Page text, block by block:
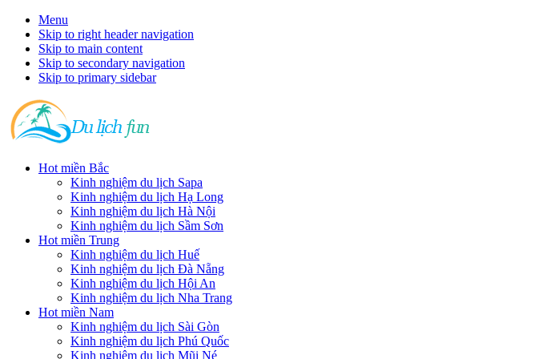
Menu
Skip to right header navigation
Skip to main content
Skip to secondary navigation
Skip to primary sidebar
Hot miền Bắc
Kinh nghiệm du lịch Sapa
Kinh nghiệm du lịch Hạ Long
Kinh nghiệm du lịch Hà Nội
Kinh nghiệm du lịch Sầm Sơn
Hot miền Trung
Kinh nghiệm du lịch Huế
Kinh nghiệm du lịch Đà Nẵng
Kinh nghiệm du lịch Hội An
Kinh nghiệm du lịch Nha Trang
Hot miền Nam
Kinh nghiệm du lịch Sài Gòn
Kinh nghiệm du lịch Phú Quốc
Kinh nghiệm du lịch Mũi Né